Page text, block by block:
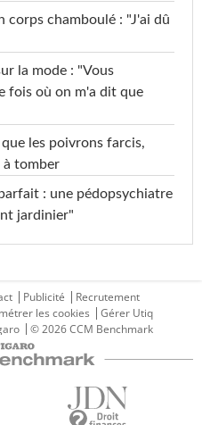
corps chamboulé : "J'ai dû
la mode : "Vous
fois où on m'a dit que
les poivrons farcis,
à tomber
: une pédopsychiatre
jardinier"
Publicité
Recrutement
les cookies
Gérer Utiq
© 2026 CCM Benchmark